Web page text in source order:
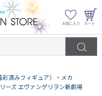
彩済みフィギュア）・メカ
ーズ ヱヴァンゲリヲン新劇場